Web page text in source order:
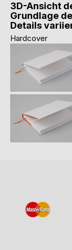
3D-Ansicht
Grundlage
Details
Hardcover